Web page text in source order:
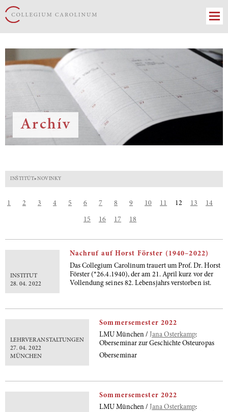
Archív
INŠTITÚT» NOVINKY
1 2 3 4 5 6 7 8 9 10 11 12 13 14
15 16 17 18
INSTITUT
28. 04. 2022
Nachruf auf Horst Förster (1940–2022)
Das Collegium Carolinum trauert um Prof. Dr. Horst
Förster (*26.4.1940), der am 21. April kurz vor der
Vollendung seines 82. Lebensjahrs verstorben ist.
LEHRVERANSTALTUNGEN
27. 04. 2022
MÜNCHEN
Sommersemester 2022
LMU München /Jana Osterkamp:
Oberseminar zur Geschichte Osteuropas
Oberseminar
Sommersemester 2022
LMU München /Jana Osterkamp: